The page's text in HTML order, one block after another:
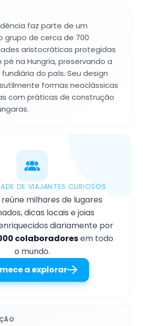
faz parte de um
grupo de cerca de 700
aristocráticas protegidas
pé na Hungria, preservando a
do país. Seu design
formas neoclássicas
com práticas de construção
DE VIAJANTES CURIOSOS
milhares de lugares
dicas locais e joias
diariamente por
colaboradoresem todo
o mundo.
a explorar